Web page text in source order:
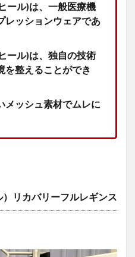
ール)は、一般医療機
レッションウェアであ
ール)は、独自の技術
を整えることができ
メッシュ素材でムレに
リカバリーフルレギンス